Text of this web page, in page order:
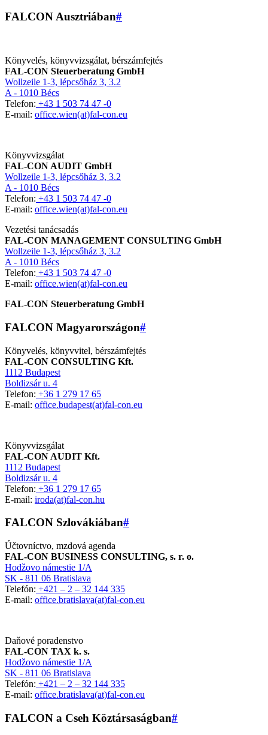
FALCON Ausztriában#
Könyvelés, könyvvizsgálat, bérszámfejtés
FAL-CON Steuerberatung GmbH
Wollzeile 1-3, lépcsőház 3, 3.2
A - 1010 Bécs
Telefon: +43 1 503 74 47 -0
E-mail: office.wien(at)fal-con.eu
Könyvvizsgálat
FAL-CON AUDIT GmbH
Wollzeile 1-3, lépcsőház 3, 3.2
A - 1010 Bécs
Telefon: +43 1 503 74 47 -0
E-mail: office.wien(at)fal-con.eu
Vezetési tanácsadás
FAL-CON MANAGEMENT CONSULTING GmbH
Wollzeile 1-3, lépcsőház 3, 3.2
A - 1010 Bécs
Telefon: +43 1 503 74 47 -0
E-mail: office.wien(at)fal-con.eu
FAL-CON Steuerberatung GmbH
FALCON Magyarországon#
Könyvelés, könyvvitel, bérszámfejtés
FAL-CON CONSULTING Kft.
1112 Budapest
Boldizsár u. 4
Telefon: +36 1 279 17 65
E-mail: office.budapest(at)fal-con.eu
Könyvvizsgálat
FAL-CON AUDIT Kft.
1112 Budapest
Boldizsár u. 4
Telefon: +36 1 279 17 65
E-mail: iroda(at)fal-con.hu
FALCON Szlovákiában#
Účtovníctvo, mzdová agenda
FAL-CON BUSINESS CONSULTING, s. r. o.
Hodžovo námestie 1/A
SK - 811 06 Bratislava
Telefón: +421 – 2 – 32 144 335
E-mail: office.bratislava(at)fal-con.eu
Daňové poradenstvo
FAL-CON TAX k. s.
Hodžovo námestie 1/A
SK - 811 06 Bratislava
Telefón: +421 – 2 – 32 144 335
E-mail: office.bratislava(at)fal-con.eu
FALCON a Cseh Köztársaságban#